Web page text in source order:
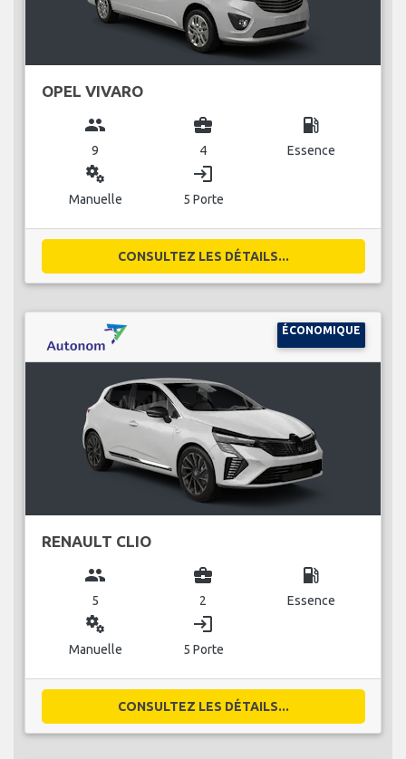
OPEL VIVARO
group
9
business_center
4
local_gas_station
Essence
miscellaneous_services
Manuelle
login
5 Porte
CONSULTEZ LES DÉTAILS...
ÉCONOMIQUE
RENAULT CLIO
group
5
business_center
2
local_gas_station
Essence
miscellaneous_services
Manuelle
login
5 Porte
CONSULTEZ LES DÉTAILS...